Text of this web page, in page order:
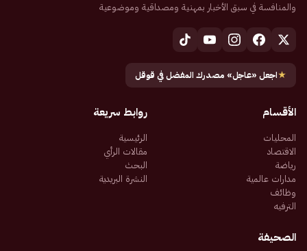
والمنافسة في سبق الأخبار بمهنية ومصداقية وموضوعية
★اجعل «عاجل» مصدرك المفضل في قوقل
الأقسام
المحليات
الاقتصاد
رياضة
مدارات عالمية
وظائف
الترفيه
روابط سريعة
الرئيسية
مقالات الرأي
البحث
النشرة البريدية
الصحيفة